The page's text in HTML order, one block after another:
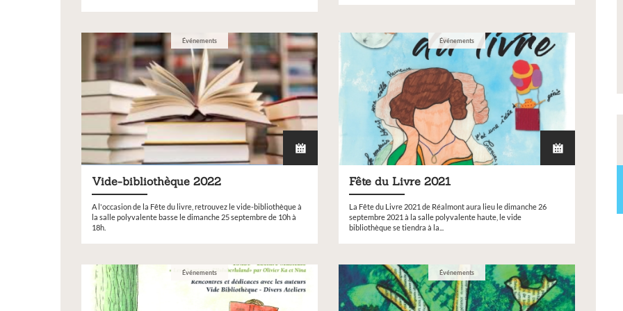
Événements
Vide-bibliothèque 2022
A l'occasion de la Fête du livre, retrouvez le vide-bibliothèque à
la salle polyvalente basse le dimanche 25 septembre de 10h à
18h.
Événements
Fête du Livre 2021
La Fête du Livre 2021 de Réalmont aura lieu le dimanche 26
septembre 2021 à la salle polyvalente haute, le vide
bibliothèque se tiendra à la...
Événements Événements
exposition annuelle ?